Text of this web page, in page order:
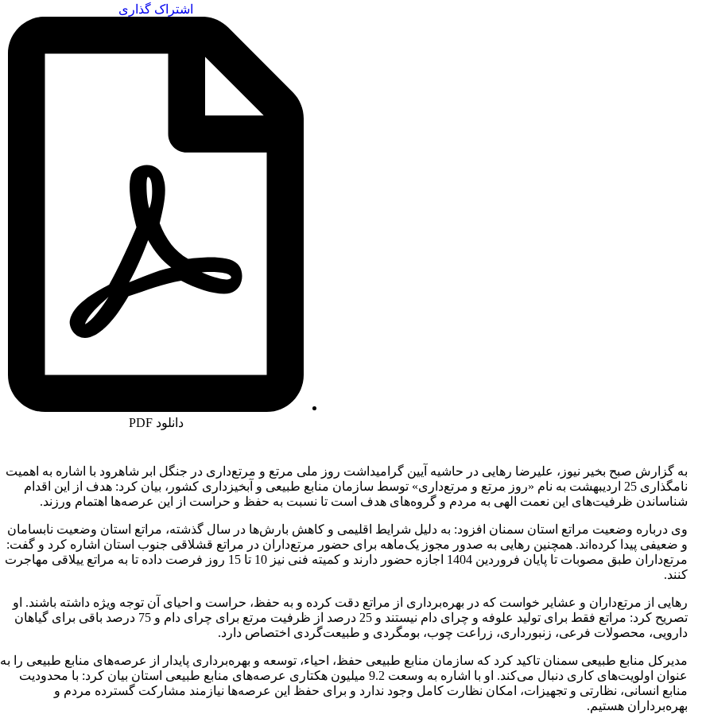
اشتراک گذاری
دانلود PDF
به گزارش صبح بخیر نیوز، علیرضا رهایی در حاشیه آیین گرامیداشت روز ملی مرتع و مرتع‌داری در جنگل ابر شاهرود با اشاره به اهمیت
نامگذاری 25 اردیبهشت به نام «روز مرتع و مرتع‌داری» توسط سازمان منابع طبیعی و آبخیزداری کشور، بیان کرد: هدف از این اقدام
شناساندن ظرفیت‌های این نعمت الهی به مردم و گروه‌های هدف است تا نسبت به حفظ و حراست از این عرصه‌ها اهتمام ورزند.
وی درباره وضعیت مراتع استان سمنان افزود: به دلیل شرایط اقلیمی و کاهش بارش‌ها در سال گذشته، مراتع استان وضعیت نابسامان
و ضعیفی پیدا کرده‌اند. همچنین رهایی به صدور مجوز یک‌ماهه برای حضور مرتع‌داران در مراتع قشلاقی جنوب استان اشاره کرد و گفت:
مرتع‌داران طبق مصوبات تا پایان فروردین 1404 اجازه حضور دارند و کمیته فنی نیز 10 تا 15 روز فرصت داده تا به مراتع ییلاقی مهاجرت
کنند.
رهایی از مرتع‌داران و عشایر خواست که در بهره‌برداری از مراتع دقت کرده و به حفظ، حراست و احیای آن توجه ویژه داشته باشند. او
تصریح کرد: مراتع فقط برای تولید علوفه و چرای دام نیستند و 25 درصد از ظرفیت مرتع برای چرای دام و 75 درصد باقی برای گیاهان
دارویی، محصولات فرعی، زنبورداری، زراعت چوب، بومگردی و طبیعت‌گردی اختصاص دارد.
مدیرکل منابع طبیعی سمنان تاکید کرد که سازمان منابع طبیعی حفظ، احیاء، توسعه و بهره‌برداری پایدار از عرصه‌های منابع طبیعی را به
عنوان اولویت‌های کاری دنبال می‌کند. او با اشاره به وسعت 9.2 میلیون هکتاری عرصه‌های منابع طبیعی استان بیان کرد: با محدودیت
منابع انسانی، نظارتی و تجهیزات، امکان نظارت کامل وجود ندارد و برای حفظ این عرصه‌ها نیازمند مشارکت گسترده مردم و
بهره‌برداران هستیم.